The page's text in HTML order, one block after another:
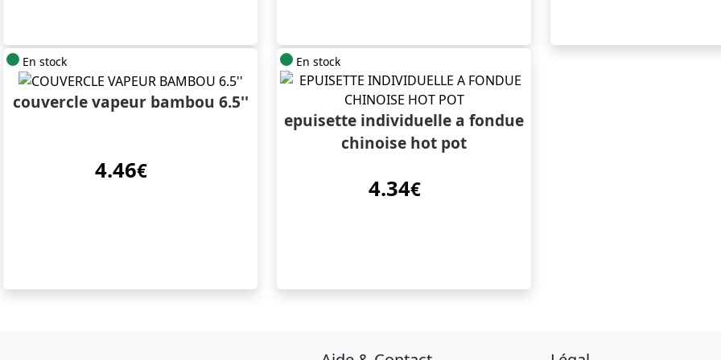
En stock
couvercle vapeur bambou 6.5''
4.46€
En stock
epuisette individuelle a fondue
chinoise hot pot
4.34€